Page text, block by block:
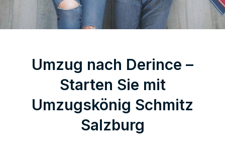
Umzug nach Derince –
Starten Sie mit
Umzugskönig Schmitz
Salzburg